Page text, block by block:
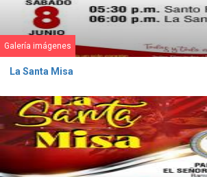
Galería imágenes
La Santa Misa